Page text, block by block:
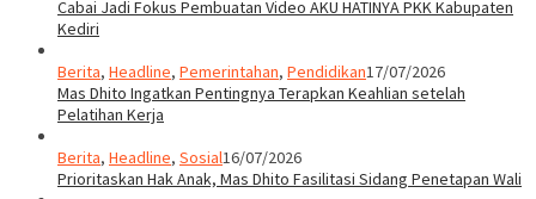
Cabai Jadi Fokus Pembuatan Video AKU HATINYA PKK Kabupaten
Kediri
Berita, Headline, Pemerintahan, Pendidikan17/07/2026
Mas Dhito Ingatkan Pentingnya Terapkan Keahlian setelah
Pelatihan Kerja
Berita, Headline, Sosial16/07/2026
Prioritaskan Hak Anak, Mas Dhito Fasilitasi Sidang Penetapan Wali